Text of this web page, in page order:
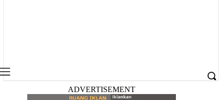
ADVERTISEMENT